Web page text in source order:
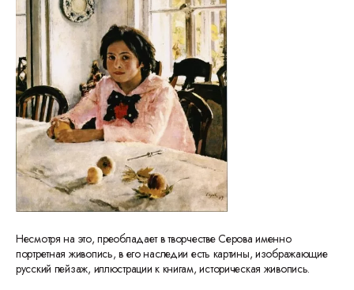
Несмотря на это, преобладает в творчестве Серова именно
портретная живопись, в его наследии есть картины, изображающие
русский пейзаж, иллюстрации к книгам, историческая живопись.